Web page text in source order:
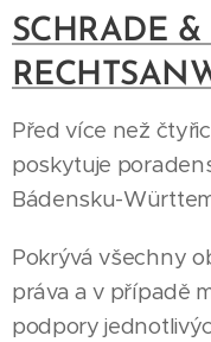
SCHRADE &
Před více než
poskytuje
Bádensku-
Pokrývá všechny
práva a v případě
podpory